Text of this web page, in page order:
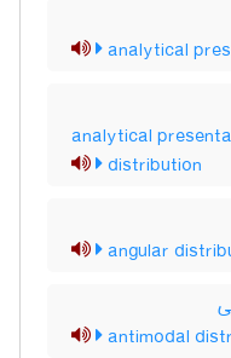
analytical
analytical
distribution
angular
antimodal